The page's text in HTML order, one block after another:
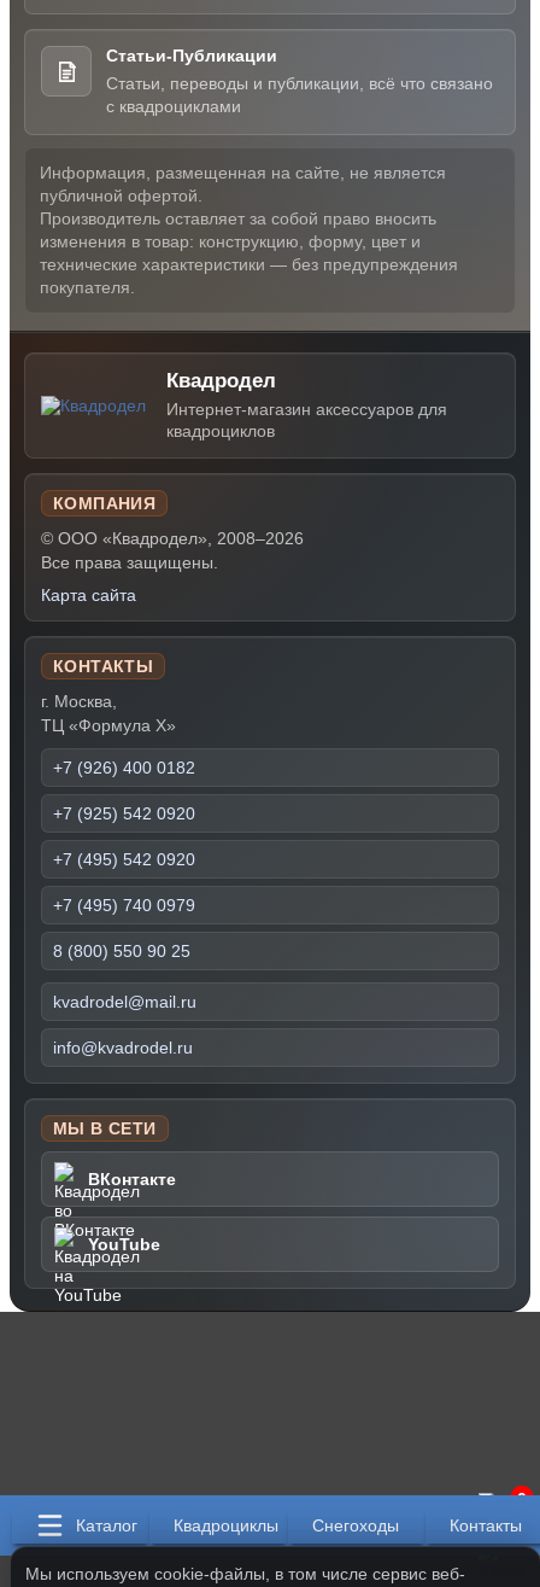
Каталог Квадроциклы Снегоходы Контакты
0
Статьи-Публикации
Статьи, переводы и публикации, всё что связано
с квадроциклами
Информация, размещенная на сайте, не является
публичной офертой.
Производитель оставляет за собой право вносить
изменения в товар: конструкцию, форму, цвет и
технические характеристики — без предупреждения
покупателя.
Квадродел
Интернет-магазин аксессуаров для
квадроциклов
КОМПАНИЯ
© ООО «Квадродел», 2008–2026
Все права защищены.
Карта сайта
КОНТАКТЫ
г. Москва,
ТЦ «Формула Х»
+7 (926) 400 0182
+7 (925) 542 0920
+7 (495) 542 0920
+7 (495) 740 0979
8 (800) 550 90 25
kvadrodel@mail.ru
info@kvadrodel.ru
МЫ В СЕТИ
ВКонтакте
YouTube
Мы используем cookie-файлы, в том числе сервис веб-